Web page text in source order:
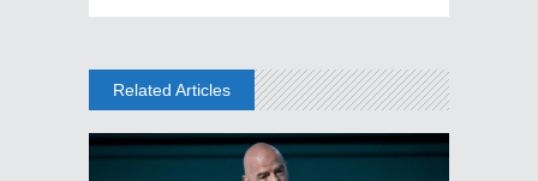
Related Articles